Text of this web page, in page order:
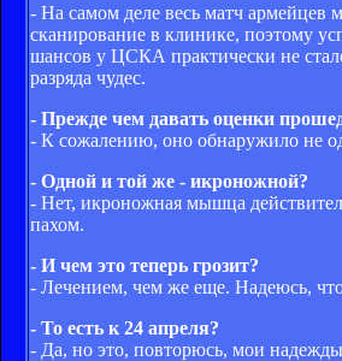
- На самом деле весь матч армейцев
сканирование в клинике, поэтому
шансов у ЦСКА практически не
разряда чудес.
- Прежде чем давать оценки
- К сожалению, оно обнаружило не
- Одной и той же - икроножной?
- Нет, икроножная мышца
пахом.
- И чем это теперь грозит?
- Лечением, чем же еще. Надеюсь,
- То есть к 24 апреля?
- Да, но это, повторюсь, мои